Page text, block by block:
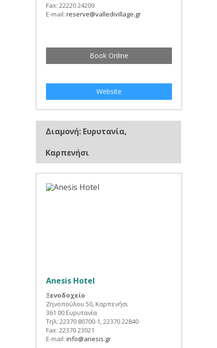
Fax: 22220 24209
E-mail: reserve@valledivillage.gr
Book Online
Website
Διαμονή: Ευρυτανία,
Καρπενήσι
Anesis Hotel
Ξενοδοχείο
Ζηνοπούλου 50, Καρπενήσι
361 00 Ευρυτανία
Τηλ: 22370 80700-1, 22370 22840
Fax: 22370 23021
E-mail: info@anesis.gr